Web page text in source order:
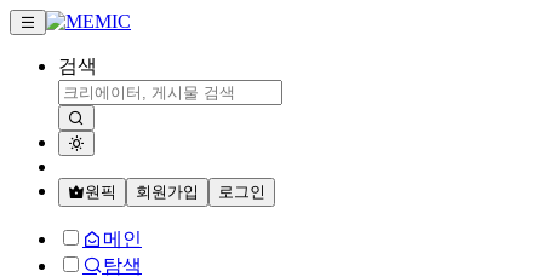
검색
원픽 회원가입 로그인
메인
탐색